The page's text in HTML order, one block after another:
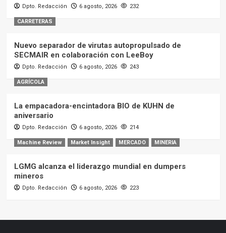
Dpto. Redacción 6 agosto, 2026 232
CARRETERAS
Nuevo separador de virutas autopropulsado de
SECMAIR en colaboración con LeeBoy
Dpto. Redacción 6 agosto, 2026 243
AGRÍCOLA
La empacadora-encintadora BIO de KUHN de
aniversario
Dpto. Redacción 6 agosto, 2026 214
Machine Review Market Insight MERCADO MINERIA
LGMG alcanza el liderazgo mundial en dumpers
mineros
Dpto. Redacción 6 agosto, 2026 223